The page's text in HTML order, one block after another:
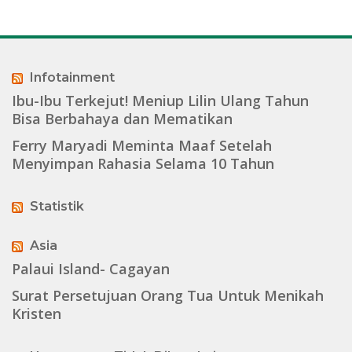
Infotainment
Ibu-Ibu Terkejut! Meniup Lilin Ulang Tahun
Bisa Berbahaya dan Mematikan
Ferry Maryadi Meminta Maaf Setelah
Menyimpan Rahasia Selama 10 Tahun
Statistik
Asia
Palaui Island- Cagayan
Surat Persetujuan Orang Tua Untuk Menikah
Kristen